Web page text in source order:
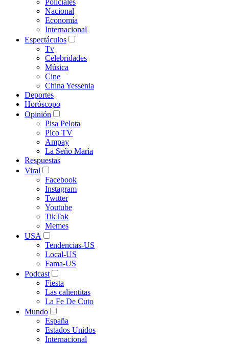
Policiales
Nacional
Economía
Internacional
Espectáculos
Tv
Celebridades
Música
Cine
China Yessenia
Deportes
Horóscopo
Opinión
Pisa Pelota
Pico TV
Ampay
La Seño María
Respuestas
Viral
Facebook
Instagram
Twitter
Youtube
TikTok
Memes
USA
Tendencias-US
Local-US
Fama-US
Podcast
Fiesta
Las calientitas
La Fe De Cuto
Mundo
España
Estados Unidos
Internacional